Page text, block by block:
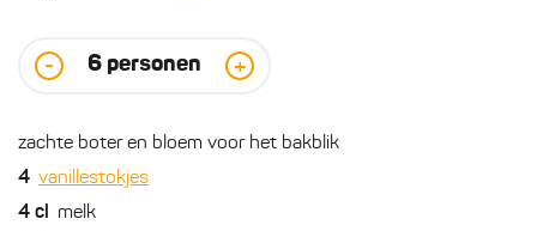
- 6 personen +
zachte boter en bloem voor het bakblik
4 vanillestokjes
4 cl melk